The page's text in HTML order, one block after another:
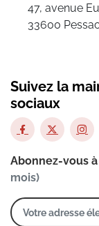
47, avenue
33600 Pessac
Suivez la
sociaux
Abonnez-vous
mois)